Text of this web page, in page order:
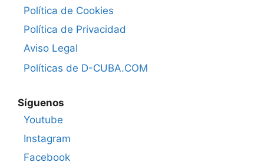
Política de Cookies
Política de Privacidad
Aviso Legal
Políticas de D-CUBA.COM
Síguenos
Youtube
Instagram
Facebook